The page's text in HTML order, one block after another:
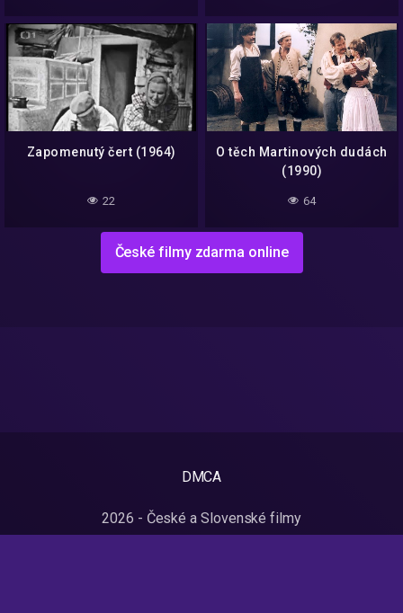
Zapomenutý čert (1964)
22
O těch Martinových dudách
(1990)
64
České filmy zdarma online
DMCA
2026 - České a Slovenské filmy